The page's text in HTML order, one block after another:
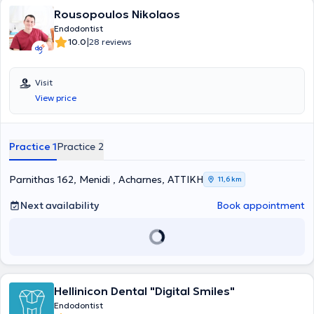
Rousopoulos Nikolaos
Endodontist
10.0|28 reviews
Visit
View price
Practice 1Practice 2
Parnithas 162, Menidi , Acharnes, ΑΤΤΙΚΗ 11,6 km
Next availability Book appointment
Hellinicon Dental "Digital Smiles"
Endodontist